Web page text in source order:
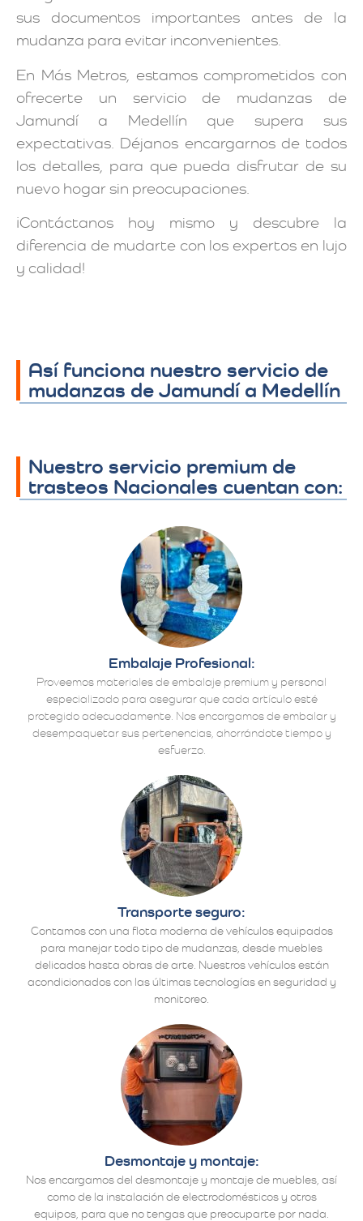
sus documentos importantes antes de la
mudanza para evitar inconvenientes.
En Más Metros, estamos comprometidos con
ofrecerte un servicio de mudanzas de
Jamundí a Medellín que supera sus
expectativas. Déjanos encargarnos de todos
los detalles, para que pueda disfrutar de su
nuevo hogar sin preocupaciones.
¡Contáctanos hoy mismo y descubre la
diferencia de mudarte con los expertos en lujo
y calidad!
Así funciona nuestro servicio de
mudanzas de Jamundí a Medellín
Nuestro servicio premium de
trasteos Nacionales cuentan con:
Embalaje Profesional:
Proveemos materiales de embalaje premium y personal
especializado para asegurar que cada artículo esté
protegido adecuadamente. Nos encargamos de embalar y
desempaquetar sus pertenencias, ahorrándote tiempo y
esfuerzo.
Transporte seguro:
Contamos con una flota moderna de vehículos equipados
para manejar todo tipo de mudanzas, desde muebles
delicados hasta obras de arte. Nuestros vehículos están
acondicionados con las últimas tecnologías en seguridad y
monitoreo.
Desmontaje y montaje:
Nos encargamos del desmontaje y montaje de muebles, así
como de la instalación de electrodomésticos y otros
equipos, para que no tengas que preocuparte por nada.